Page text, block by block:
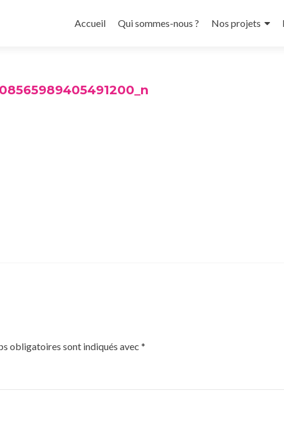
au
Accueil Qui sommes-nous ? Nos projets
obligatoires sont indiqués avec *